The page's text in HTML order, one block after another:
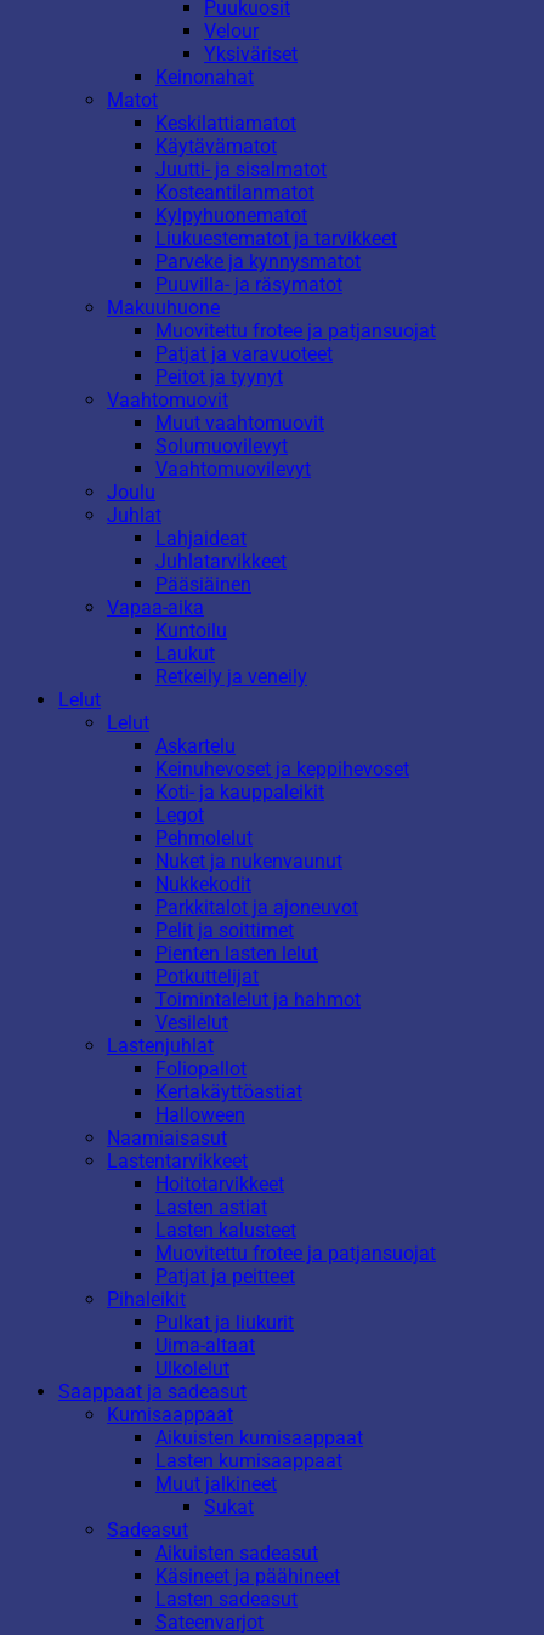
Puukuosit
Velour
Yksiväriset
Keinonahat
Matot
Keskilattiamatot
Käytävämatot
Juutti- ja sisalmatot
Kosteantilanmatot
Kylpyhuonematot
Liukuestematot ja tarvikkeet
Parveke ja kynnysmatot
Puuvilla- ja räsymatot
Makuuhuone
Muovitettu frotee ja patjansuojat
Patjat ja varavuoteet
Peitot ja tyynyt
Vaahtomuovit
Muut vaahtomuovit
Solumuovilevyt
Vaahtomuovilevyt
Joulu
Juhlat
Lahjaideat
Juhlatarvikkeet
Pääsiäinen
Vapaa-aika
Kuntoilu
Laukut
Retkeily ja veneily
Lelut
Lelut
Askartelu
Keinuhevoset ja keppihevoset
Koti- ja kauppaleikit
Legot
Pehmolelut
Nuket ja nukenvaunut
Nukkekodit
Parkkitalot ja ajoneuvot
Pelit ja soittimet
Pienten lasten lelut
Potkuttelijat
Toimintalelut ja hahmot
Vesilelut
Lastenjuhlat
Foliopallot
Kertakäyttöastiat
Halloween
Naamiaisasut
Lastentarvikkeet
Hoitotarvikkeet
Lasten astiat
Lasten kalusteet
Muovitettu frotee ja patjansuojat
Patjat ja peitteet
Pihaleikit
Pulkat ja liukurit
Uima-altaat
Ulkolelut
Saappaat ja sadeasut
Kumisaappaat
Aikuisten kumisaappaat
Lasten kumisaappaat
Muut jalkineet
Sukat
Sadeasut
Aikuisten sadeasut
Käsineet ja päähineet
Lasten sadeasut
Sateenvarjot